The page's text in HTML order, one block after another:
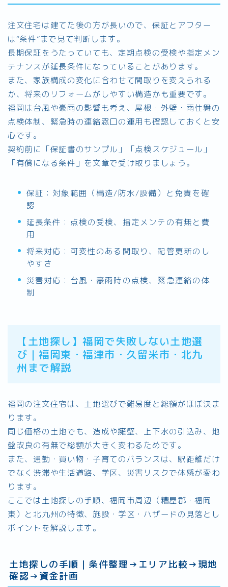
注文住宅は建てた後の方が長いので、保証とアフター
は“条件”まで見て判断します。
長期保証をうたっていても、定期点検の受検や指定メン
テナンスが延長条件になっていることがあります。
また、家族構成の変化に合わせて間取りを変えられる
か、将来のリフォームがしやすい構造かも重要です。
福岡は台風や豪雨の影響も考え、屋根・外壁・雨仕舞の
点検体制、緊急時の連絡窓口の運用も確認しておくと安
心です。
契約前に「保証書のサンプル」「点検スケジュール」
「有償になる条件」を文章で受け取りましょう。
保証：対象範囲（構造/防水/設備）と免責を確
認
延長条件：点検の受検、指定メンテの有無と費
用
将来対応：可変性のある間取り、配管更新のし
やすさ
災害対応：台風・豪雨時の点検、緊急連絡の体
制
【土地探し】福岡で失敗しない土地選
び｜福岡東・福津市・久留米市・北九
州まで解説
福岡の注文住宅は、土地選びで難易度と総額がほぼ決ま
ります。
同じ価格の土地でも、造成や擁壁、上下水の引込み、地
盤改良の有無で総額が大きく変わるためです。
また、通勤・買い物・子育てのバランスは、駅距離だけ
でなく渋滞や生活道路、学区、災害リスクで体感が変わ
ります。
ここでは土地探しの手順、福岡市周辺（糟屋郡・福岡
東）と北九州の特徴、施設・学区・ハザードの見落とし
ポイントを解説します。
土地探しの手順｜条件整理→エリア比較→現地
確認→資金計画